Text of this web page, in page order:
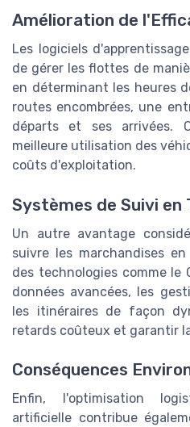
Amélioration de
Les logiciels
de gérer les flottes de
en déterminant les heures
routes encombrées, une
départs et ses arrivées.
meilleure utilisation des
coûts d'exploitation.
Systèmes de Suivi en
Un autre avantage
suivre les marchandises
des technologies comme le
données avancées, les
les itinéraires de façon
retards coûteux et garantir
Conséquences
Enfin, l'optimisation
artificielle contribue